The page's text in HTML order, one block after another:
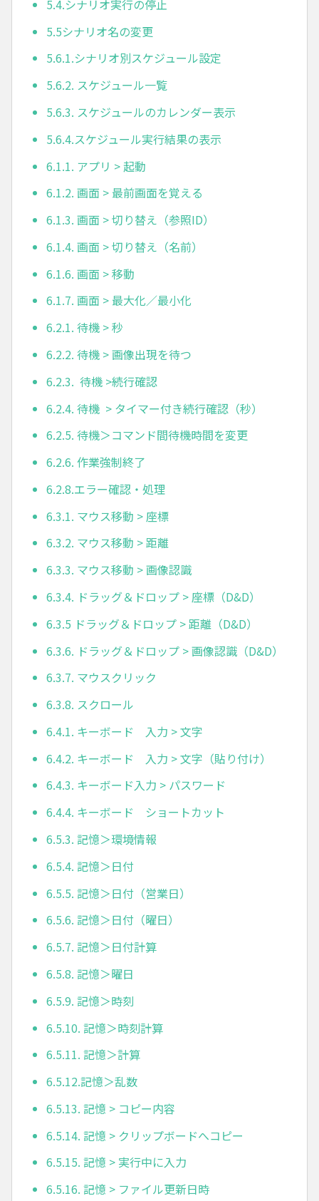
5.4.シナリオ実行の停止
5.5シナリオ名の変更
5.6.1.シナリオ別スケジュール設定
5.6.2. スケジュール一覧
5.6.3. スケジュールのカレンダー表示
5.6.4.スケジュール実行結果の表示
6.1.1. アプリ > 起動
6.1.2. 画面 > 最前画面を覚える
6.1.3. 画面 > 切り替え（参照ID）
6.1.4. 画面 > 切り替え（名前）
6.1.6. 画面 > 移動
6.1.7. 画面 > 最大化／最小化
6.2.1. 待機 > 秒
6.2.2. 待機 > 画像出現を待つ
6.2.3. 待機 >続行確認
6.2.4. 待機 > タイマー付き続行確認（秒）
6.2.5. 待機＞コマンド間待機時間を変更
6.2.6. 作業強制終了
6.2.8.エラー確認・処理
6.3.1. マウス移動 > 座標
6.3.2. マウス移動 > 距離
6.3.3. マウス移動 > 画像認識
6.3.4. ドラッグ＆ドロップ > 座標（D&D）
6.3.5 ドラッグ＆ドロップ > 距離（D&D）
6.3.6. ドラッグ＆ドロップ > 画像認識（D&D）
6.3.7. マウスクリック
6.3.8. スクロール
6.4.1. キーボード 入力 > 文字
6.4.2. キーボード 入力 > 文字（貼り付け）
6.4.3. キーボード入力 > パスワード
6.4.4. キーボード ショートカット
6.5.3. 記憶＞環境情報
6.5.4. 記憶＞日付
6.5.5. 記憶＞日付（営業日）
6.5.6. 記憶＞日付（曜日）
6.5.7. 記憶＞日付計算
6.5.8. 記憶＞曜日
6.5.9. 記憶＞時刻
6.5.10. 記憶＞時刻計算
6.5.11. 記憶＞計算
6.5.12.記憶＞乱数
6.5.13. 記憶 > コピー内容
6.5.14. 記憶 > クリップボードへコピー
6.5.15. 記憶 > 実行中に入力
6.5.16. 記憶 > ファイル更新日時